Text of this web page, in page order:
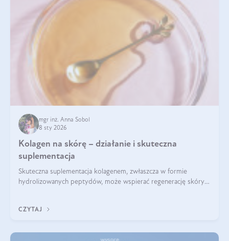
mgr inż. Anna Sobol
8 sty 2026
Kolagen na skórę – działanie i skuteczna
suplementacja
Skuteczna suplementacja kolagenem, zwłaszcza w formie
hydrolizowanych peptydów, może wspierać regenerację skóry i
CZYTAJ